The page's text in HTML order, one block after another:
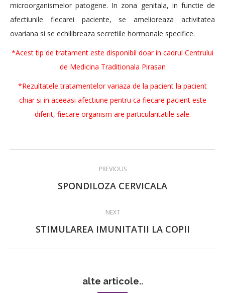
microorganismelor patogene. In zona genitala, in functie de
afectiunile fiecarei paciente, se amelioreaza activitatea
ovariana si se echilibreaza secretiile hormonale specifice.
*Acest tip de tratament este disponibil doar in cadrul Centrului
de Medicina Traditionala Pirasan
*Rezultatele tratamentelor variaza de la pacient la pacient
chiar si in aceeasi afectiune pentru ca fiecare pacient este
diferit, fiecare organism are particularitatile sale.
PREVIOUS
Previous
SPONDILOZA CERVICALA
NEXT
Next
STIMULAREA IMUNITATII LA COPII
alte articole..